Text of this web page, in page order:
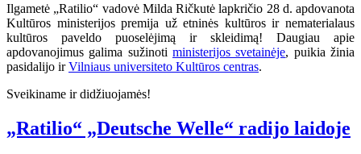
Ilgametė „Ratilio“ vadovė Milda Ričkutė lapkričio 28 d. apdovanota
Kultūros ministerijos premija už etninės kultūros ir nematerialaus
kultūros paveldo puoselėjimą ir skleidimą! Daugiau apie
apdovanojimus galima sužinoti ministerijos svetainėje, puikia žinia
pasidalijo irVilniaus universiteto Kultūros centras.
Sveikiname ir didžiuojamės!
„Ratilio“ „Deutsche Welle“ radijo laidoje